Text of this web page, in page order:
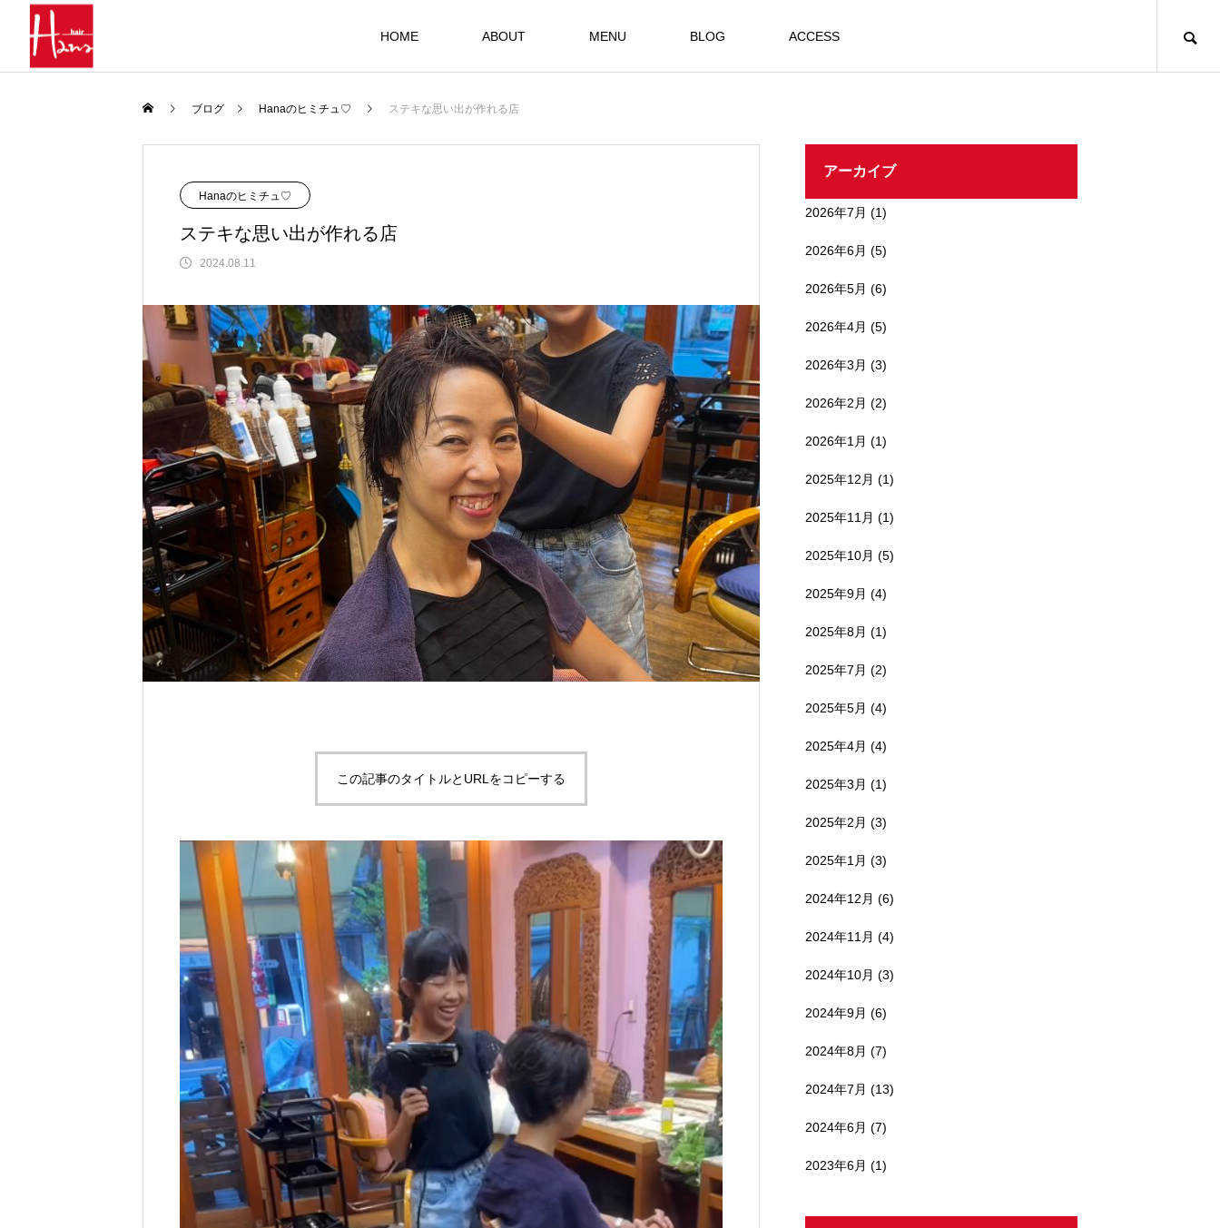
HOME ABOUT MENU BLOG ACCESS
ブログ Hanaのヒミチュ♡ ステキな思い出が作れる店
Hanaのヒミチュ♡
ステキな思い出が作れる店
2024.08.11
この記事のタイトルとURLをコピーする
アーカイブ
2026年7月 (1)
2026年6月 (5)
2026年5月 (6)
2026年4月 (5)
2026年3月 (3)
2026年2月 (2)
2026年1月 (1)
2025年12月 (1)
2025年11月 (1)
2025年10月 (5)
2025年9月 (4)
2025年8月 (1)
2025年7月 (2)
2025年5月 (4)
2025年4月 (4)
2025年3月 (1)
2025年2月 (3)
2025年1月 (3)
2024年12月 (6)
2024年11月 (4)
2024年10月 (3)
2024年9月 (6)
2024年8月 (7)
2024年7月 (13)
2024年6月 (7)
2023年6月 (1)